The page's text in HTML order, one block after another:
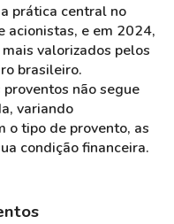
prática central no
acionistas, e em 2024,
valorizados pelos
brasileiro.
proventos não segue
variando
o tipo de provento, as
condição financeira.